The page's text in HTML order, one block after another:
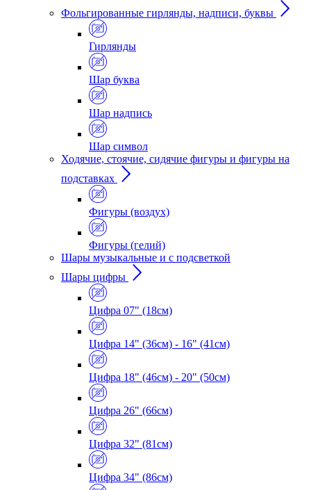
Фольгированные гирлянды, надписи, буквы
Гирлянды
Шар буква
Шар надпись
Шар символ
Ходячие, стоячие, сидячие фигуры и фигуры на
подставках
Фигуры (воздух)
Фигуры (гелий)
Шары музыкальные и с подсветкой
Шары цифры
Цифра 07" (18см)
Цифра 14" (36см) - 16" (41см)
Цифра 18" (46см) - 20" (50см)
Цифра 26" (66см)
Цифра 32" (81см)
Цифра 34" (86см)